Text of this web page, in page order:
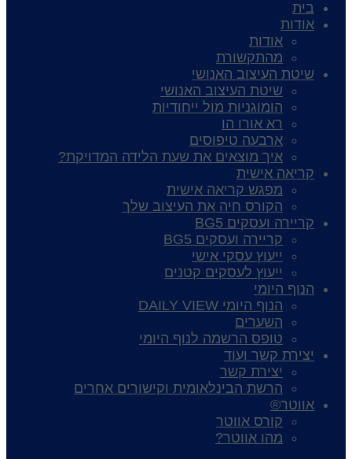
בית
אודות
אודות
מהתקשורת
שיטת העיצוב האנושי
שיטת העיצוב האנושי
הומוגניות מול ייחודיות
רא אורו הו
ארבעה טיפוסים
איך מוצאים את שעת הלידה המדויקת?
קריאה אישית
מפגש קריאה אישית
הקורס חיה את העיצוב שלך
קריירה ועסקים BG5
קריירה ועסקים BG5
ייעוץ עסקי אישי
ייעוץ לעסקים קטנים
הנוף היומי
הנוף היומי DAILY VIEW
השערים
טופס הרשמה לנוף היומי
יצירת קשר ועוד
יצירת קשר
הרשת הבינלאומית וקישורים אחרים
אווטר®
קורס אווטר
מהו אווטר?